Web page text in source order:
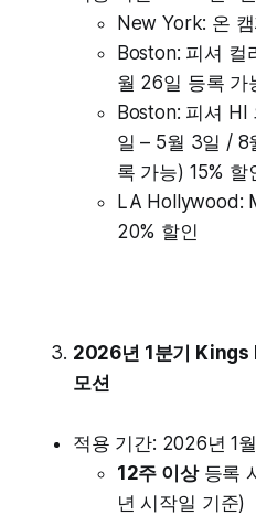
New York: 온
Boston: 피셔
월 26일 등록 가
Boston: 피셔 HI
일 – 5월 3일 / 8
록 가능) 15% 할
LA Hollywood:
20% 할인
2026년 1분기 Kings
모션
적용 기간: 2026년 1
12주 이상등록
년 시작일 기준)